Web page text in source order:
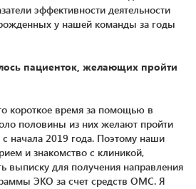
эффективности деятельности
рожденных у нашей команды за годы
пациенток, желающих пройти
короткое время за помощью в
половины из них желают пройти
начала 2019 года. Поэтому наши
и знакомство с клиникой,
выписку для получения направления
ЭКО за счет средств ОМС. Я